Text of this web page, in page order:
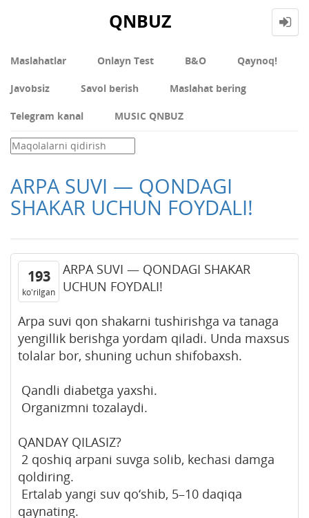
QNBUZ
Maslahatlar Onlayn Test В&О Qaynoq!
Javobsiz Savol berish Maslahat bering
Telegram kanal MUSIC QNBUZ
ARPA SUVI — QONDAGI
SHAKAR UCHUN FOYDALI!
193
ko'rilgan
ARPA SUVI — QONDAGI SHAKAR
UCHUN FOYDALI!
Arpa suvi qon shakarni tushirishga va tanaga
yengillik berishga yordam qiladi. Unda maxsus
tolalar bor, shuning uchun shifobaxsh.
Qandli diabetga yaxshi.
Organizmni tozalaydi.
QANDAY QILASIZ?
2 qoshiq arpani suvga solib, kechasi damga
qoldiring.
Ertalab yangi suv qo‘shib, 5–10 daqiqa
qaynating.